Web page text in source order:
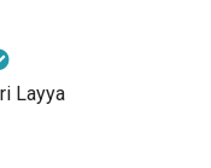
Layya